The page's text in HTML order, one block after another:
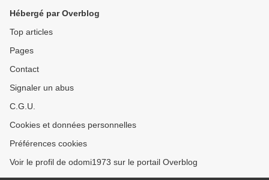
Hébergé par Overblog
Top articles
Pages
Contact
Signaler un abus
C.G.U.
Cookies et données personnelles
Préférences cookies
Voir le profil de odomi1973 sur le portail Overblog